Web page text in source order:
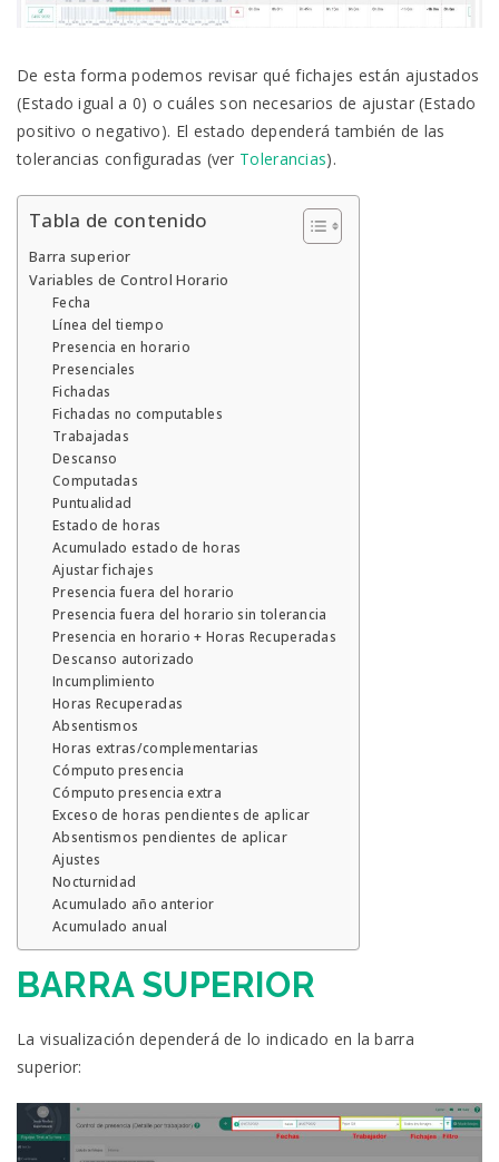
De esta forma podemos revisar qué fichajes están ajustados
(Estado igual a 0) o cuáles son necesarios de ajustar (Estado
positivo o negativo). El estado dependerá también de las
tolerancias configuradas (ver Tolerancias).
Tabla de contenido
Barra superior
Variables de Control Horario
Fecha
Línea del tiempo
Presencia en horario
Presenciales
Fichadas
Fichadas no computables
Trabajadas
Descanso
Computadas
Puntualidad
Estado de horas
Acumulado estado de horas
Ajustar fichajes
Presencia fuera del horario
Presencia fuera del horario sin tolerancia
Presencia en horario + Horas Recuperadas
Descanso autorizado
Incumplimiento
Horas Recuperadas
Absentismos
Horas extras/complementarias
Cómputo presencia
Cómputo presencia extra
Exceso de horas pendientes de aplicar
Absentismos pendientes de aplicar
Ajustes
Nocturnidad
Acumulado año anterior
Acumulado anual
BARRA SUPERIOR
La visualización dependerá de lo indicado en la barra
superior: